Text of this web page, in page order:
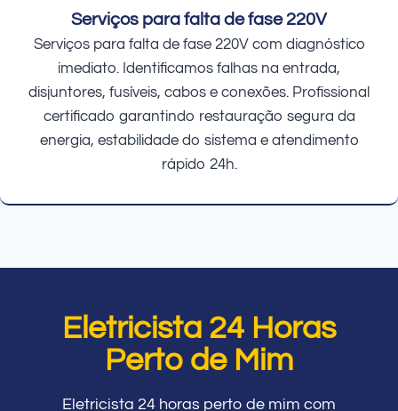
Serviços para falta de fase 220V
Serviços para falta de fase 220V com diagnóstico
imediato. Identificamos falhas na entrada,
disjuntores, fusíveis, cabos e conexões. Profissional
certificado garantindo restauração segura da
energia, estabilidade do sistema e atendimento
rápido 24h.
Eletricista 24 Horas
Perto de Mim
Eletricista 24 horas perto de mim com